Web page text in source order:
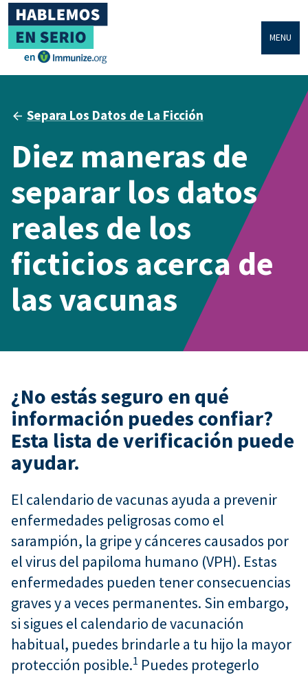
MENU
Separa Los Datos de La Ficción
Diez maneras de
separar los datos
reales de los
ficticios acerca de
las vacunas
¿No estás seguro en qué
información puedes confiar?
Esta lista de verificación puede
ayudar.
El calendario de vacunas ayuda a prevenir
enfermedades peligrosas como el
sarampión, la gripe y cánceres causados por
el virus del papiloma humano (VPH). Estas
enfermedades pueden tener consecuencias
graves y a veces permanentes. Sin embargo,
si sigues el calendario de vacunación
habitual, puedes brindarle a tu hijo la mayor
protección posible.1 Puedes protegerlo